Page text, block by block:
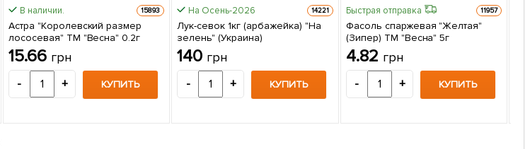
В наличии. 15893
Астра "Королевский размер
лососевая" ТМ "Весна" 0.2г
15.66 грн
- + КУПИТЬ
На Осень-2026 14221
Лук-севок 1кг (арбажейка) "На
зелень" (Украина)
140 грн
- + КУПИТЬ
Быстрая отправка 11957
Фасоль спаржевая "Желтая"
(Зипер) ТМ "Весна" 5г
4.82 грн
- + КУПИТЬ